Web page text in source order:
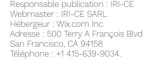
Responsable publication : IRI-CE
Webmaster : IRI-CE SARL
Hébergeur : Wix.com Inc.
Adresse : 500 Terry A François Blvd
San Francisco, CA 94158
Téléphone : +1 415-639-9034.